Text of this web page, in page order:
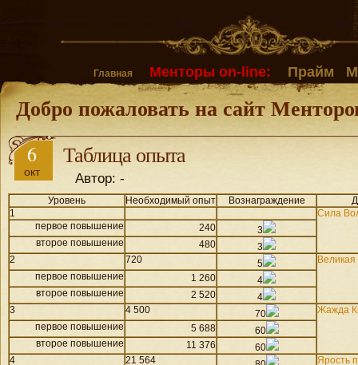
Главная Менторы on-line: Прайм
Добро пожаловать на сайт
6
окт
Таблица опыта
Автор: -
Уровень Необходимый опыт Вознаграждение
1
Сила
первое повышение
240
3
второе повышение
480
3
2
720 5
первое повышение
1 260
4
второе повышение
2 520
4
3
4 500 70
Жажда
первое повышение
5 688
60
второе повышение
11 376
60
4
21 564
Ярость